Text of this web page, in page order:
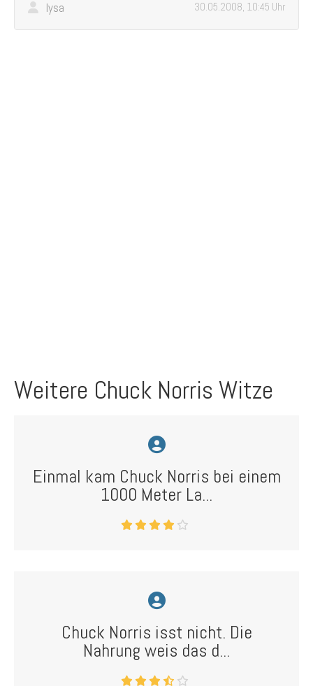
lysa 30.05.2008, 10:45 Uhr
Weitere Chuck Norris Witze
Einmal kam Chuck Norris bei einem
1000 Meter La...
Chuck Norris isst nicht. Die
Nahrung weis das d...